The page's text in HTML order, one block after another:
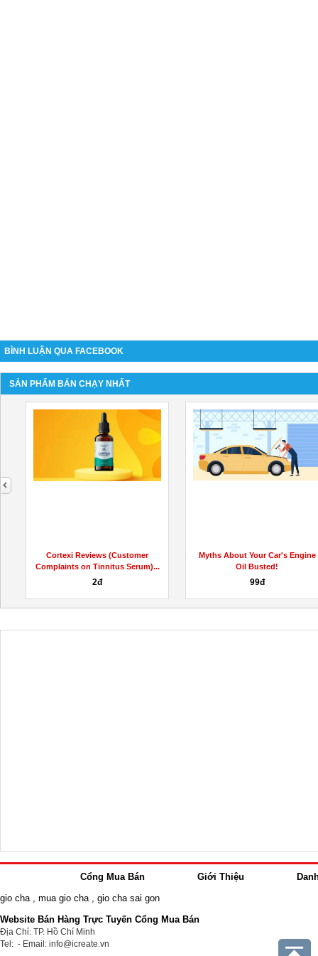
BÌNH LUẬN QUA FACEBOOK
SẢN PHẨM BÁN CHẠY NHẤT
Cortexi Reviews (Customer
Complaints on Tinnitus Serum)...
2đ
Myths About Your Car's Engine
Oil Busted!
99đ
next
Cổng Mua Bán Giới Thiệu
gio cha, mua gio cha, gio cha sai gon
Website Bán Hàng Trực Tuyến Cổng Mua Bán
Địa Chỉ: TP. Hồ Chí Minh
Tel: - Email: info@icreate.vn